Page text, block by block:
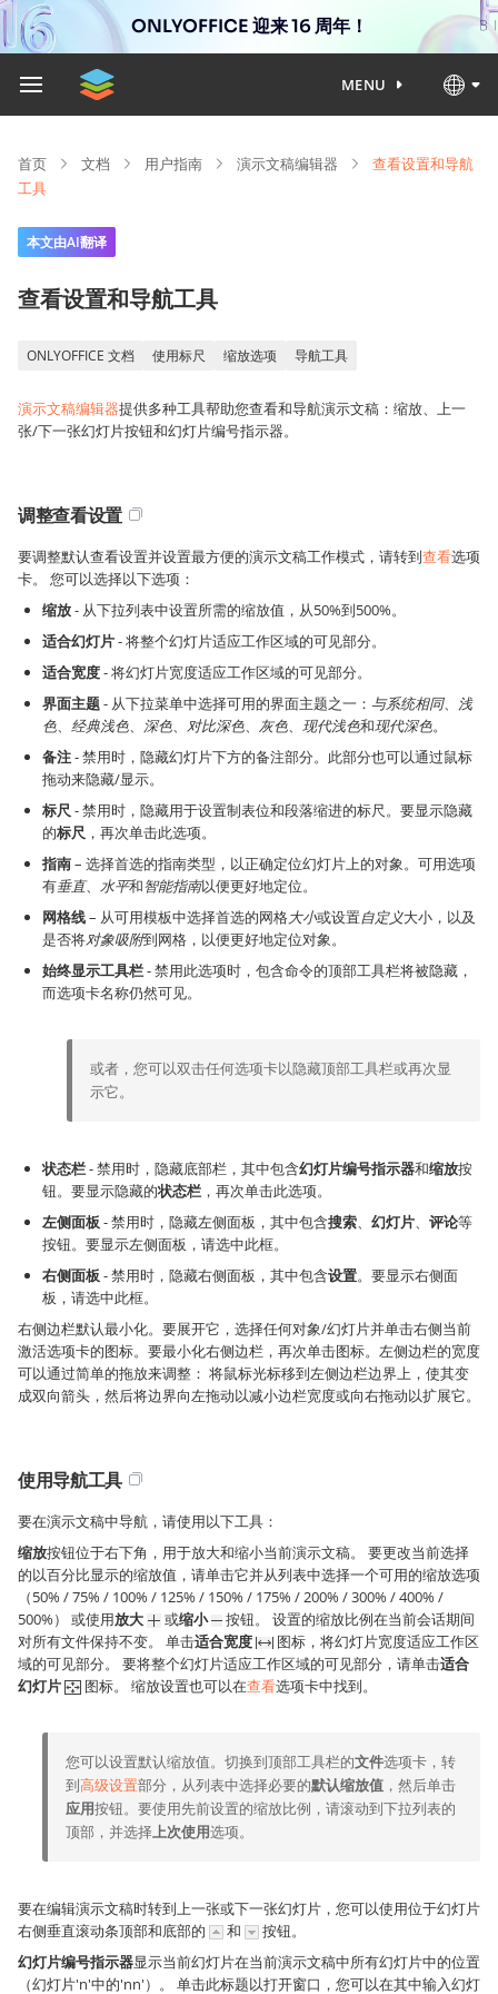
ONLYOFFICE 迎来 16 周年！
MENU
首页 文档 用户指南 演示文稿编辑器
查看设置和导航
工具
本文由AI翻译
查看设置和导航工具
ONLYOFFICE 文档 使用标尺 缩放选项 导航工具
演示文稿编辑器提供多种工具帮助您查看和导航演示文稿：缩放、上一
张/下一张幻灯片按钮和幻灯片编号指示器。
调整查看设置
要调整默认查看设置并设置最方便的演示文稿工作模式，请转到查看选项
卡。 您可以选择以下选项：
缩放- 从下拉列表中设置所需的缩放值，从50%到500%。
适合幻灯片- 将整个幻灯片适应工作区域的可见部分。
适合宽度- 将幻灯片宽度适应工作区域的可见部分。
界面主题- 从下拉菜单中选择可用的界面主题之一： 与系统相同、 浅
色、 经典浅色、 深色、 对比深色、 灰色、 现代浅色和现代深色。
备注- 禁用时，隐藏幻灯片下方的备注部分。此部分也可以通过鼠标
拖动来隐藏/显示。
标尺- 禁用时，隐藏用于设置制表位和段落缩进的标尺。要显示隐藏
的标尺 ，再次单击此选项。
指南– 选择首选的指南类型，以正确定位幻灯片上的对象。可用选项
有垂直、 水平和智能指南以便更好地定位。
网格线– 从可用模板中选择首选的网格大小或设置自定义大小，以及
是否将对象吸附到网格，以便更好地定位对象。
始终显示工具栏- 禁用此选项时，包含命令的顶部工具栏将被隐藏，
而选项卡名称仍然可见。
或者，您可以双击任何选项卡以隐藏顶部工具栏或再次显
示它。
状态栏- 禁用时，隐藏底部栏，其中包含幻灯片编号指示器和缩放按
钮。要显示隐藏的状态栏 ，再次单击此选项。
左侧面板- 禁用时，隐藏左侧面板，其中包含搜索、 幻灯片、 评论等
按钮。要显示左侧面板，请选中此框。
右侧面板- 禁用时，隐藏右侧面板，其中包含设置。要显示右侧面
板，请选中此框。
右侧边栏默认最小化。要展开它，选择任何对象/幻灯片并单击右侧当前
激活选项卡的图标。要最小化右侧边栏，再次单击图标。左侧边栏的宽度
可以通过简单的拖放来调整： 将鼠标光标移到左侧边栏边界上，使其变
成双向箭头，然后将边界向左拖动以减小边栏宽度或向右拖动以扩展它。
使用导航工具
要在演示文稿中导航，请使用以下工具：
缩放按钮位于右下角，用于放大和缩小当前演示文稿。 要更改当前选择
的以百分比显示的缩放值，请单击它并从列表中选择一个可用的缩放选项
（50% / 75% / 100% / 125% / 150% / 175% / 200% / 300% / 400% /
500%） 或使用放大 或缩小
按钮。 设置的缩放比例在当前会话期间
对所有文件保持不变。 单击适合宽度
图标，将幻灯片宽度适应工作区
域的可见部分。 要将整个幻灯片适应工作区域的可见部分，请单击适合
幻灯片
图标。 缩放设置也可以在查看选项卡中找到。
您可以设置默认缩放值。切换到顶部工具栏的文件选项卡，转
到高级设置部分，从列表中选择必要的默认缩放值 ，然后单击
应用按钮。要使用先前设置的缩放比例，请滚动到下拉列表的
顶部，并选择上次使用选项。
要在编辑演示文稿时转到上一张或下一张幻灯片，您可以使用位于幻灯片
右侧垂直滚动条顶部和底部的
和
按钮。
幻灯片编号指示器显示当前幻灯片在当前演示文稿中所有幻灯片中的位置
（幻灯片'n'中的'nn'）。 单击此标题以打开窗口，您可以在其中输入幻灯